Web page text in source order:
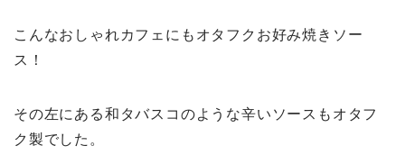
こんなおしゃれカフェにもオタフクお好み焼きソー
ス！
その左にある和タバスコのような辛いソースもオタフ
ク製でした。